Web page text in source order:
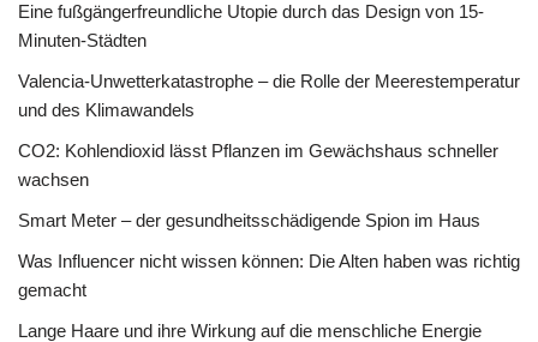
Eine fußgängerfreundliche Utopie durch das Design von 15-
Minuten-Städten
Valencia-Unwetterkatastrophe – die Rolle der Meerestemperatur
und des Klimawandels
CO2: Kohlendioxid lässt Pflanzen im Gewächshaus schneller
wachsen
Smart Meter – der gesundheitsschädigende Spion im Haus
Was Influencer nicht wissen können: Die Alten haben was richtig
gemacht
Lange Haare und ihre Wirkung auf die menschliche Energie